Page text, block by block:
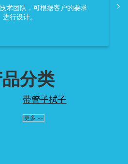
术团队，可根据客户的要求
进行设计。
分类
带管子拭子
更多 »»